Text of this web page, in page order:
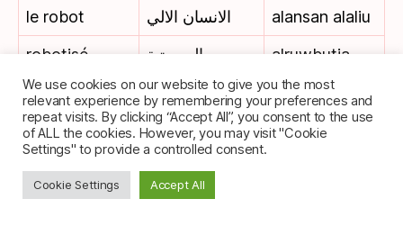
le robot
الانسان الالي
alansan alaliu
robotisé
الروبوتية alruwbutia
la rotation
des stocks
معدل دوران
المخزون
mueadal
dawaran
almakhzun
le minerai
الخام
We use cookies on our website to give you the most
relevant experience by remembering your preferences and
repeat visits. By clicking “Accept All”, you consent to the use
of ALL the cookies. However, you may visit "Cookie
Settings" to provide a controlled consent.
Cookie Settings Accept All